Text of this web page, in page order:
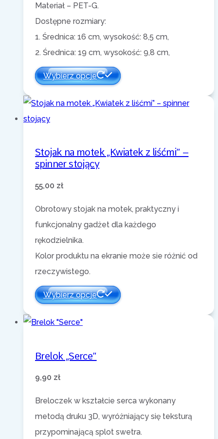
Materiał – PET-G.
Dostępne rozmiary:
1. Średnica: 16 cm, wysokość: 8,5 cm,
2. Średnica: 19 cm, wysokość: 9,8 cm,
Wybierz opcje
Stojak na motek „Kwiatek z liśćmi” –
spinner stojący
55,00 zł
Obrotowy stojak na motek, praktyczny i
funkcjonalny gadżet dla każdego
rękodzielnika.
Kolor produktu na ekranie może sie różnić od
rzeczywistego.
Wybierz opcje
Brelok „Serce”
9,90 zł
Breloczek w kształcie serca wykonany
metodą druku 3D, wyróżniający się teksturą
przypominającą splot swetra.